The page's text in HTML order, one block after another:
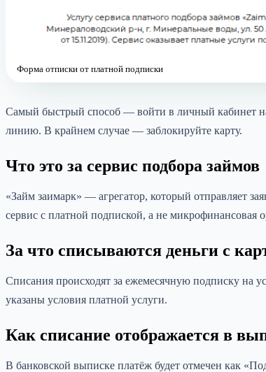
Форма отписки от платной подписки
Самый быстрый способ — войти в личный кабинет
линию. В крайнем случае — заблокируйте карту.
Что это за сервис подбора займов
«Займ заимарк» — агрегатор, который отправляет
сервис с платной подпиской, а не микрофинансовая
За что списываются деньги с
Списания происходят за ежемесячную подписку на
указаны условия платной услуги.
Как списание отображается в
В банковской выписке платёж будет отмечен как